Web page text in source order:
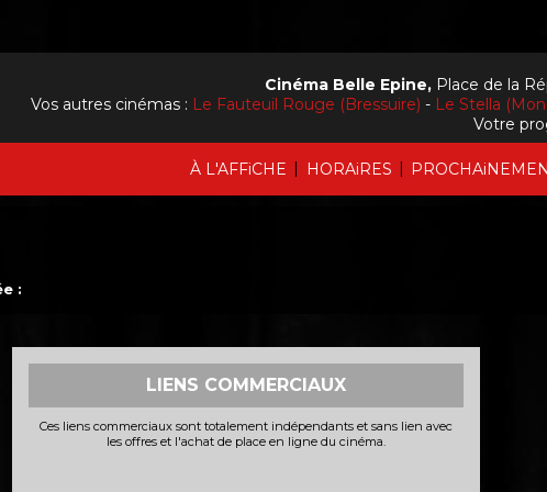
À L'AFFiCHE | HORAiRES |
Cinéma Belle Epine, Place de la
Vos autres cinémas : Le Fauteuil Rouge (Bressuire) - Le Stella
Votre
:
LIENS COMMERCIAUX
Ces liens commerciaux sont totalement indépendants et sans lien avec
les offres et l'achat de place en ligne du cinéma.